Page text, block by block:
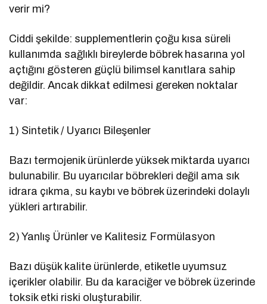
verir mi?
Ciddi şekilde: supplementlerin çoğu kısa süreli
kullanımda sağlıklı bireylerde böbrek hasarına yol
açtığını gösteren güçlü bilimsel kanıtlara sahip
değildir. Ancak dikkat edilmesi gereken noktalar
var:
1) Sintetik / Uyarıcı Bileşenler
Bazı termojenik ürünlerde yüksek miktarda uyarıcı
bulunabilir. Bu uyarıcılar böbrekleri değil ama sık
idrara çıkma, su kaybı ve böbrek üzerindeki dolaylı
yükleri artırabilir.
2) Yanlış Ürünler ve Kalitesiz Formülasyon
Bazı düşük kalite ürünlerde, etiketle uyumsuz
içerikler olabilir. Bu da karaciğer ve böbrek üzerinde
toksik etki riski oluşturabilir.